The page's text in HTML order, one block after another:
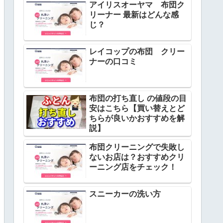
アイリスオーヤマ 布団ク
リーナー 最新はどんな感
じ？
レイコップの布団 クリー
ナーの口コミ
布団の打ち直し の値段の目
安はこちら【買い替えとど
ちらが良いかおすすめを解
説】
布団クリーニングで失敗し
ないお店は？おすすめクリ
ーニング店をチェック！
スニーカーの洗い方